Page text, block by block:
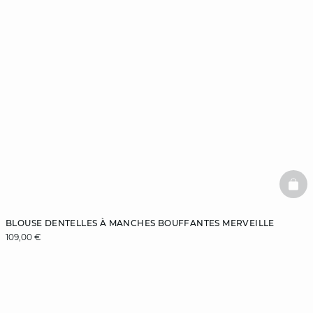
BLOUSE DENTELLES À MANCHES BOUFFANTES MERVEILLE
109,00 €